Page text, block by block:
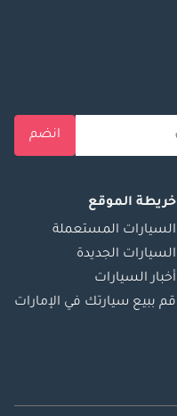
انضم
خريطة الموقع
السيارات المستعملة
السيارات الجديدة
أخبار السيارات
قم ببيع سيارتك في الإمارات